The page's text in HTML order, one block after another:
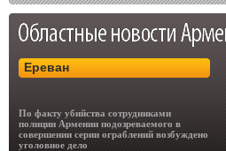
Ереван
По факту убийства сотрудниками
полиции Армении подозреваемого в
совершении серии ограблений возбуждено
уголовное дело